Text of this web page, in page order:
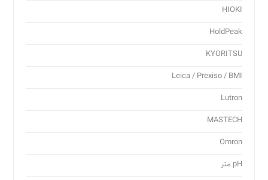
HIOKI
HoldPeak
KYORITSU
Leica / Prexiso / BMI
Lutron
MASTECH
Omron
pH متر